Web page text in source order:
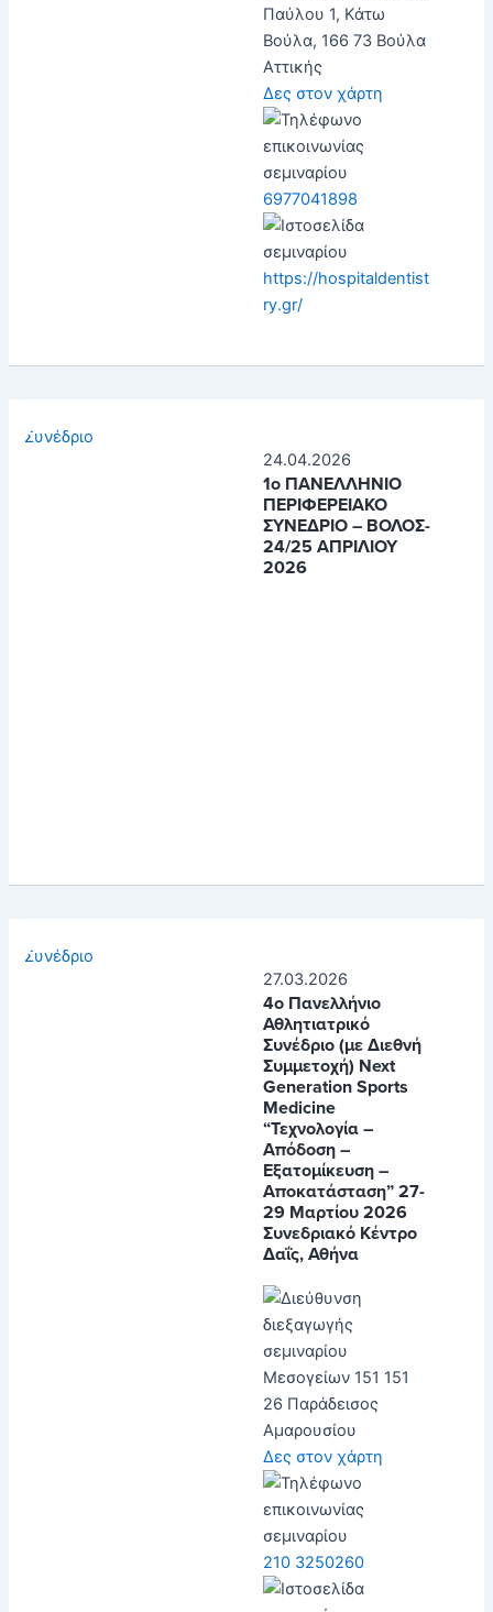
Παύλου 1, Κάτω
Βούλα, 166 73 Βούλα
Αττικής
Δες στον χάρτη
6977041898
https://hospitaldentist
ry.gr/
Συνέδριο
24.04.2026
1ο ΠΑΝΕΛΛΗΝΙΟ
ΠΕΡΙΦΕΡΕΙΑΚΟ
ΣΥΝΕΔΡΙΟ – ΒΟΛΟΣ-
24/25 ΑΠΡΙΛΙΟΥ
2026
Συνέδριο
27.03.2026
4o Πανελλήνιο
Αθλητιατρικό
Συνέδριο (με Διεθνή
Συμμετοχή) Next
Generation Sports
Medicine
“Τεχνολογία –
Απόδοση –
Εξατομίκευση –
Αποκατάσταση” 27-
29 Μαρτίου 2026
Συνεδριακό Κέντρο
Δαΐς, Αθήνα
Μεσογείων 151 151
26 Παράδεισος
Αμαρουσίου
Δες στον χάρτη
210 3250260